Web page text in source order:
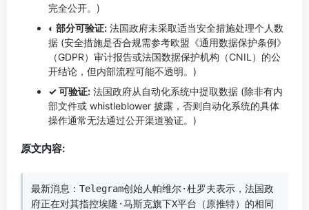
完全公开。)
◐ 部分可验证: 法国政府未采取适当安全措施处理个人数
据 (安全措施是否合规需参考欧盟《通用数据保护条例》
（GDPR）审计报告或法国数据保护机构（CNIL）的公
开结论，但内部流程可能不透明。)
✓ 可验证: 法国政府从自动化系统中提取数据 (除非有内
部文件或 whistleblower 披露，否则自动化系统的具体
操作通常无法通过公开渠道验证。)
原文内容:
最新消息：Telegram创始人帕维尔·杜罗夫表示，法国政
府正在对其指控埃隆·马斯克旗下X平台（原推特）的相同